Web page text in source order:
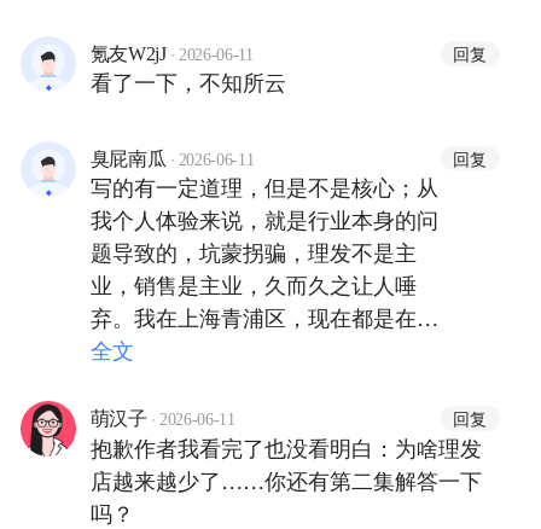
氪友W2jJ · 2026-06-11 回复
看了一下，不知所云
臭屁南瓜 · 2026-06-11 回复
写的有一定道理，但是不是核心；从
我个人体验来说，就是行业本身的问
题导致的，坑蒙拐骗，理发不是主
业，销售是主业，久而久之让人唾
弃。我在上海青浦区，现在都是在路
边摊理发，一次10元。但是去最便宜
全文
萌汉子 · 2026-06-11 回复
抱歉作者我看完了也没看明白：为啥理发
店越来越少了……你还有第二集解答一下
吗？